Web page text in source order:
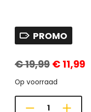
PROMO
€19,99 prijs
€ 19,99.
€11,99
Op voorraad